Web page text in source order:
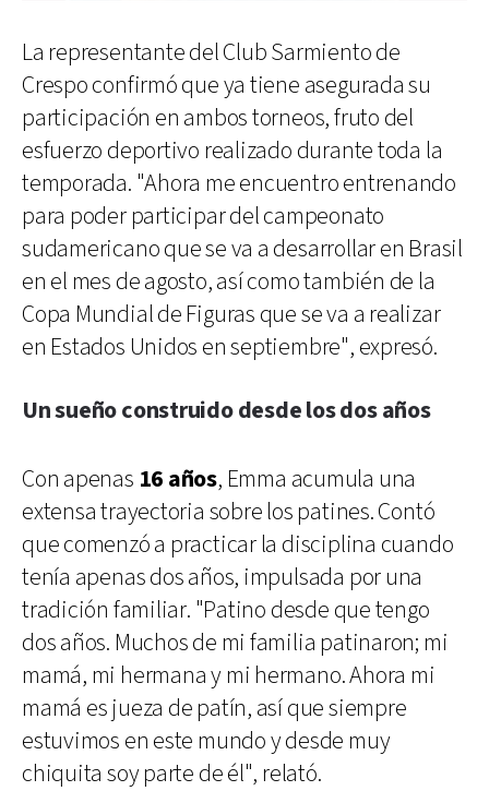
La representante del Club Sarmiento de
Crespo confirmó que ya tiene asegurada su
participación en ambos torneos, fruto del
esfuerzo deportivo realizado durante toda la
temporada. "Ahora me encuentro entrenando
para poder participar del campeonato
sudamericano que se va a desarrollar en Brasil
en el mes de agosto, así como también de la
Copa Mundial de Figuras que se va a realizar
en Estados Unidos en septiembre", expresó.
Un sueño construido desde los dos años
Con apenas 16 años, Emma acumula una
extensa trayectoria sobre los patines. Contó
que comenzó a practicar la disciplina cuando
tenía apenas dos años, impulsada por una
tradición familiar. "Patino desde que tengo
dos años. Muchos de mi familia patinaron; mi
mamá, mi hermana y mi hermano. Ahora mi
mamá es jueza de patín, así que siempre
estuvimos en este mundo y desde muy
chiquita soy parte de él", relató.